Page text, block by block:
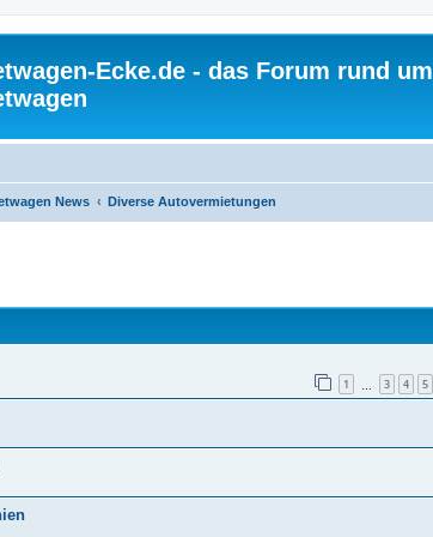
Ecke.de - das Forum rund um
News Diverse Autovermietungen
1 3 4 5